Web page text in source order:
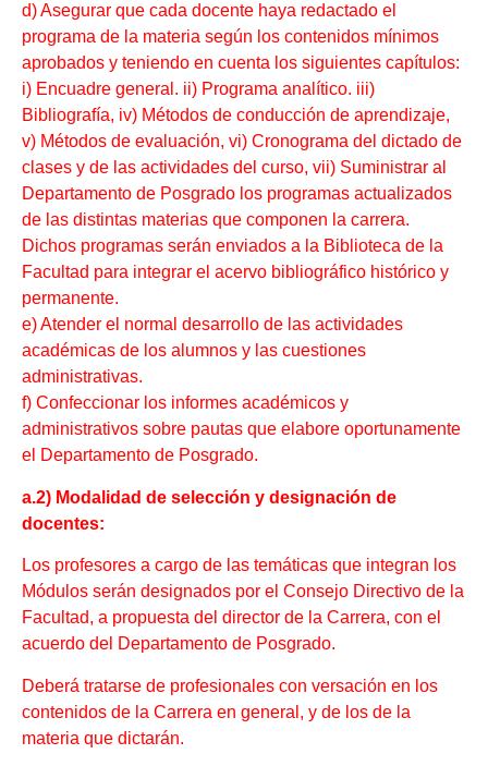
d) Asegurar que cada docente haya redactado el
programa de la materia según los contenidos mínimos
aprobados y teniendo en cuenta los siguientes capítulos:
i) Encuadre general. ii) Programa analítico. iii)
Bibliografía, iv) Métodos de conducción de aprendizaje,
v) Métodos de evaluación, vi) Cronograma del dictado de
clases y de las actividades del curso, vii) Suministrar al
Departamento de Posgrado los programas actualizados
de las distintas materias que componen la carrera.
Dichos programas serán enviados a la Biblioteca de la
Facultad para integrar el acervo bibliográfico histórico y
permanente.
e) Atender el normal desarrollo de las actividades
académicas de los alumnos y las cuestiones
administrativas.
f) Confeccionar los informes académicos y
administrativos sobre pautas que elabore oportunamente
el Departamento de Posgrado.
a.2) Modalidad de selección y designación de
docentes:
Los profesores a cargo de las temáticas que integran los
Módulos serán designados por el Consejo Directivo de la
Facultad, a propuesta del director de la Carrera, con el
acuerdo del Departamento de Posgrado.
Deberá tratarse de profesionales con versación en los
contenidos de la Carrera en general, y de los de la
materia que dictarán.